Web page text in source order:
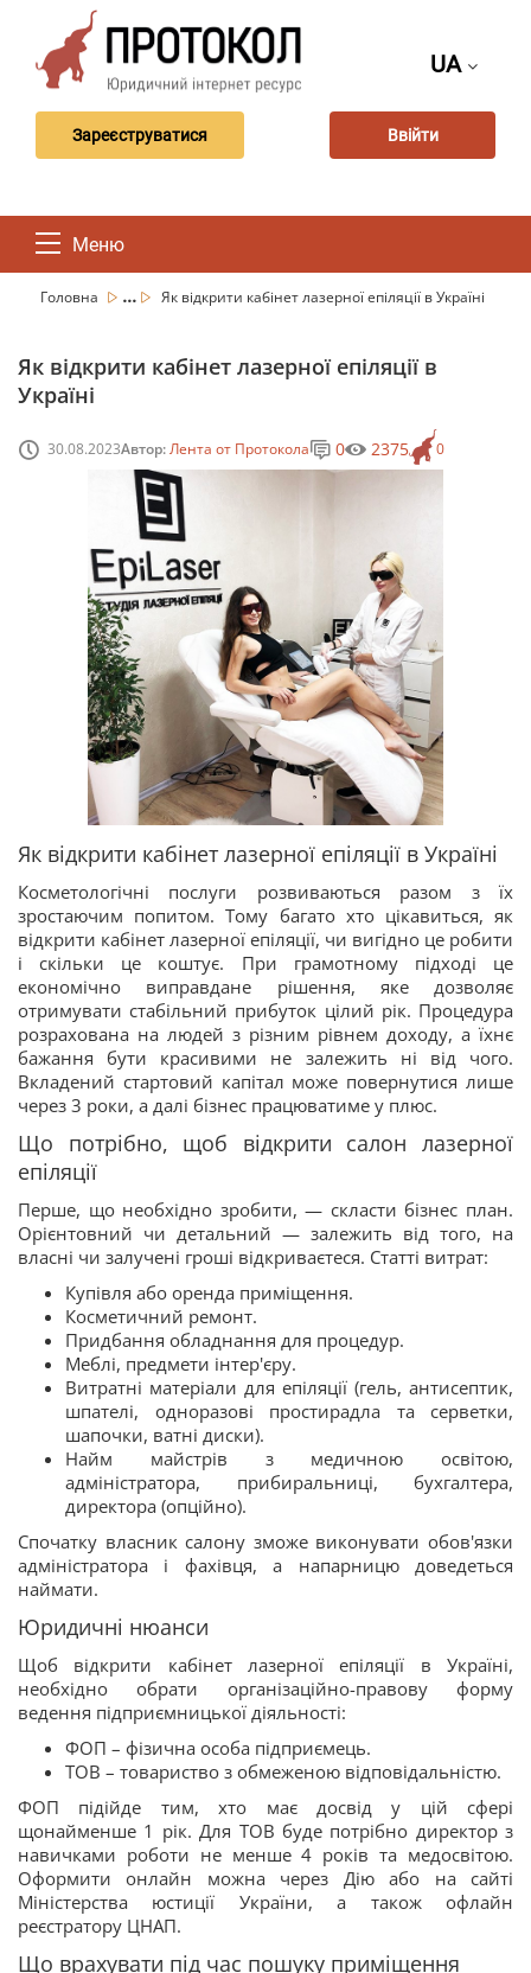
UA
Зареєструватися Ввійти
Меню
Головна ... Як відкрити кабінет лазерної епіляції в Україні
Як відкрити кабінет лазерної епіляції в
Україні
30.08.2023Автор:Лента от Протокола 0
0 2375
Як відкрити кабінет лазерної епіляції в Україні
Косметологічні послуги розвиваються разом з їх
зростаючим попитом. Тому багато хто цікавиться, як
відкрити кабінет лазерної епіляції, чи вигідно це робити
і скільки це коштує. При грамотному підході це
економічно виправдане рішення, яке дозволяє
отримувати стабільний прибуток цілий рік. Процедура
розрахована на людей з різним рівнем доходу, а їхнє
бажання бути красивими не залежить ні від чого.
Вкладений стартовий капітал може повернутися лише
через 3 роки, а далі бізнес працюватиме у плюс.
Що потрібно, щоб відкрити салон лазерної
епіляції
Перше, що необхідно зробити, — скласти бізнес план.
Орієнтовний чи детальний — залежить від того, на
власні чи залучені гроші відкриваєтеся. Статті витрат:
Купівля або оренда приміщення.
Косметичний ремонт.
Придбання обладнання для процедур.
Меблі, предмети інтер'єру.
Витратні матеріали для епіляції (гель, антисептик,
шпателі, одноразові простирадла та серветки,
шапочки, ватні диски).
Найм майстрів з медичною освітою,
адміністратора, прибиральниці, бухгалтера,
директора (опційно).
Спочатку власник салону зможе виконувати обов'язки
адміністратора і фахівця, а напарницю доведеться
наймати.
Юридичні нюанси
Щоб відкрити кабінет лазерної епіляції в Україні,
необхідно обрати організаційно-правову форму
ведення підприємницької діяльності:
ФОП – фізична особа підприємець.
ТОВ – товариство з обмеженою відповідальністю.
ФОП підійде тим, хто має досвід у цій сфері
щонайменше 1 рік. Для ТОВ буде потрібно директор з
навичками роботи не менше 4 років та медосвітою.
Оформити онлайн можна через Дію або на сайті
Міністерства юстиції України, а також офлайн
реєстратору ЦНАП.
Що врахувати під час пошуку приміщення